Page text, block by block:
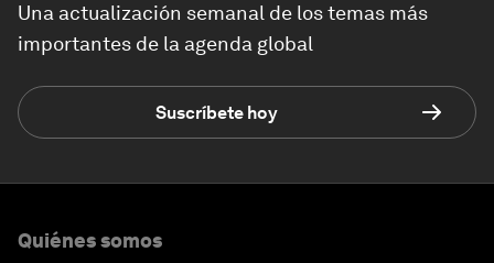
Una actualización semanal de los temas más
importantes de la agenda global
Suscríbete hoy
Quiénes somos